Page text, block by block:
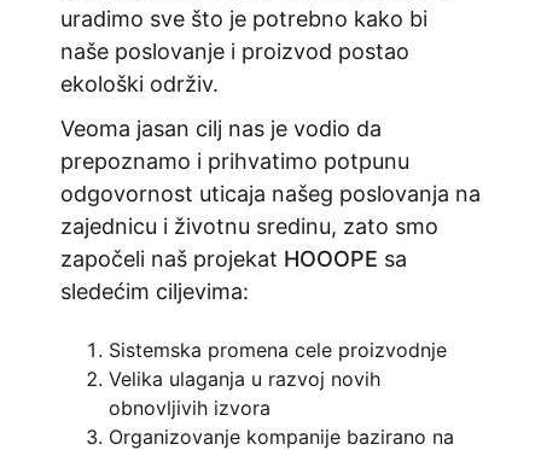
uradimo sve što je potrebno kako bi
naše poslovanje i proizvod postao
ekološki održiv.
Veoma jasan cilj nas je vodio da
prepoznamo i prihvatimo potpunu
odgovornost uticaja našeg poslovanja na
zajednicu i životnu sredinu, zato smo
započeli naš projekat HOOOPE sa
sledećim ciljevima:
Sistemska promena cele proizvodnje
Velika ulaganja u razvoj novih
obnovljivih izvora
Organizovanje kompanije bazirano na